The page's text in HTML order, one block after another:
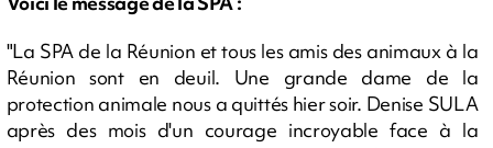
"La SPA de la Réunion et tous les amis des animaux à la
Réunion sont en deuil. Une grande dame de la
protection animale nous a quittés hier soir. Denise SULA
après des mois d'un courage incroyable face à la